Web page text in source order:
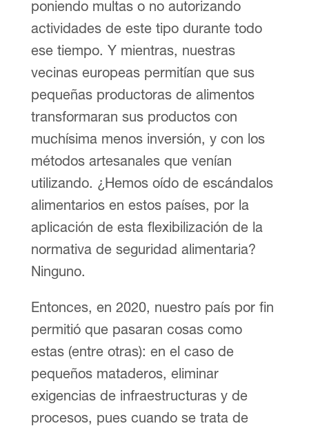
poniendo multas o no autorizando
actividades de este tipo durante todo
ese tiempo. Y mientras, nuestras
vecinas europeas permitían que sus
pequeñas productoras de alimentos
transformaran sus productos con
muchísima menos inversión, y con los
métodos artesanales que venían
utilizando. ¿Hemos oído de escándalos
alimentarios en estos países, por la
aplicación de esta flexibilización de la
normativa de seguridad alimentaria?
Ninguno.
Entonces, en 2020, nuestro país por fin
permitió que pasaran cosas como
estas (entre otras): en el caso de
pequeños mataderos, eliminar
exigencias de infraestructuras y de
procesos, pues cuando se trata de